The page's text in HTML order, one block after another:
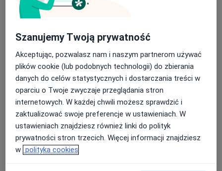
Czym jest przemoc psychiczna i
emocjonalna? Rodzaje, skutki i
formy wsparcia
Zrozumienie mechanizmów przemocy
psychicznej to pierwszy krok do obrony.
Sprawdź, czym charakteryzuje się rela...
CZYTAJ
Szanujemy Twoją prywatność
Akceptując, pozwalasz nam i naszym partnerom używać
plików cookie (lub podobnych technologii) do zbierania
danych do celów statystycznych i dostarczania treści w
oparciu o Twoje zwyczaje przeglądania stron
internetowych. W każdej chwili możesz sprawdzić i
zaktualizować swoje preferencje w ustawieniach. W
ustawieniach znajdziesz również linki do polityk
prywatności stron trzecich. Więcej informacji znajdziesz
w polityka cookies